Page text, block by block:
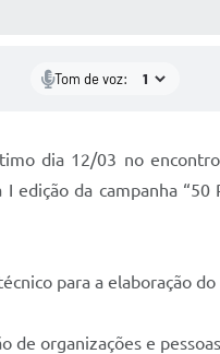
Tom de voz:
dia 12/03 no
da campanha
para a elaboração
de organizações e